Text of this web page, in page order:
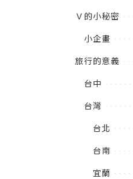
Ｖ的小秘密
小企畫
旅行的意義
台中
台灣
台北
台南
宜蘭